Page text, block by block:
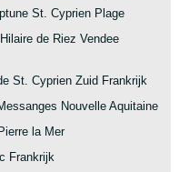
St. Cyprien Plage
de Riez Vendee
St. Cyprien Zuid Frankrijk
Nouvelle Aquitaine
la Mer
Frankrijk